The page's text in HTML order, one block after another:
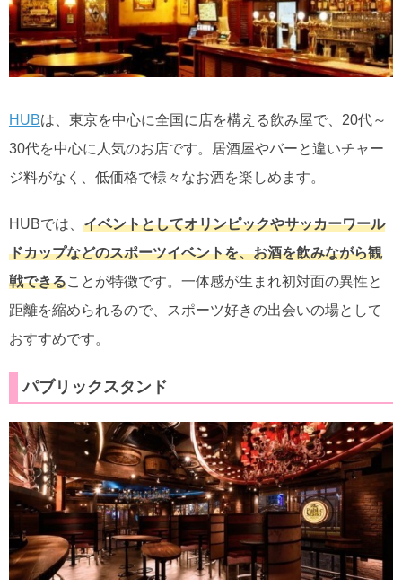
HUBは、東京を中心に全国に店を構える飲み屋で、20代～
30代を中心に人気のお店です。居酒屋やバーと違いチャー
ジ料がなく、低価格で様々なお酒を楽しめます。
HUBでは、 イベントとしてオリンピックやサッカーワール
ドカップなどのスポーツイベントを、お酒を飲みながら観
戦できることが特徴です。一体感が生まれ初対面の異性と
距離を縮められるので、スポーツ好きの出会いの場として
おすすめです。
パブリックスタンド